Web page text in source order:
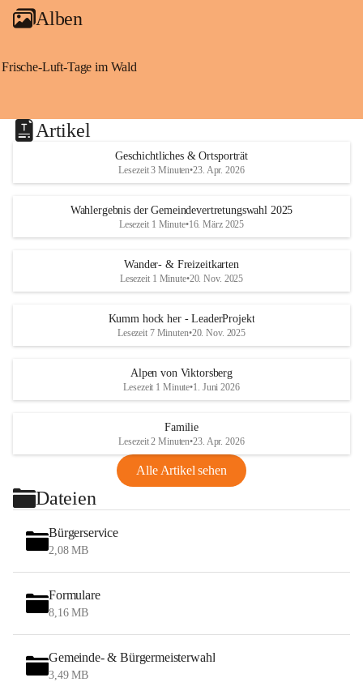
Alben
Frische-Luft-Tage im Wald
Artikel
Geschichtliches & Ortsporträt
Lesezeit 3 Minuten•23. Apr. 2026
Wahlergebnis der Gemeindevertretungswahl 2025
Lesezeit 1 Minute•16. März 2025
Wander- & Freizeitkarten
Lesezeit 1 Minute•20. Nov. 2025
Kumm hock her - LeaderProjekt
Lesezeit 7 Minuten•20. Nov. 2025
Alpen von Viktorsberg
Lesezeit 1 Minute•1. Juni 2026
Familie
Lesezeit 2 Minuten•23. Apr. 2026
Alle Artikel sehen
Dateien
Bürgerservice
2,08 MB
Formulare
8,16 MB
Gemeinde- & Bürgermeisterwahl
3,49 MB